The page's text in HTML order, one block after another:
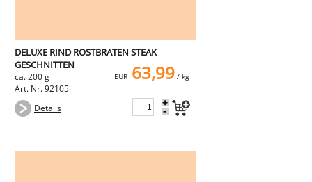
DELUXE RIND ROSTBRATEN STEAK
GESCHNITTEN
ca. 200 g
Art. Nr. 92105
EUR 63,99/ kg
Details +
-